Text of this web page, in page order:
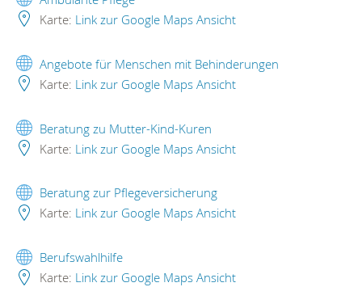
Karte: Link zur Google Maps Ansicht
Angebote für Menschen mit Behinderungen
Karte: Link zur Google Maps Ansicht
Beratung zu Mutter-Kind-Kuren
Karte: Link zur Google Maps Ansicht
Beratung zur Pflegeversicherung
Karte: Link zur Google Maps Ansicht
Berufswahlhilfe
Karte: Link zur Google Maps Ansicht